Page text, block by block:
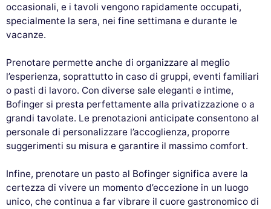
occasionali, e i tavoli vengono rapidamente occupati,
specialmente la sera, nei fine settimana e durante le
vacanze.
Prenotare permette anche di organizzare al meglio
l’esperienza, soprattutto in caso di gruppi, eventi familiari
o pasti di lavoro. Con diverse sale eleganti e intime,
Bofinger si presta perfettamente alla privatizzazione o a
grandi tavolate. Le prenotazioni anticipate consentono al
personale di personalizzare l’accoglienza, proporre
suggerimenti su misura e garantire il massimo comfort.
Infine, prenotare un pasto al Bofinger significa avere la
certezza di vivere un momento d’eccezione in un luogo
unico, che continua a far vibrare il cuore gastronomico di